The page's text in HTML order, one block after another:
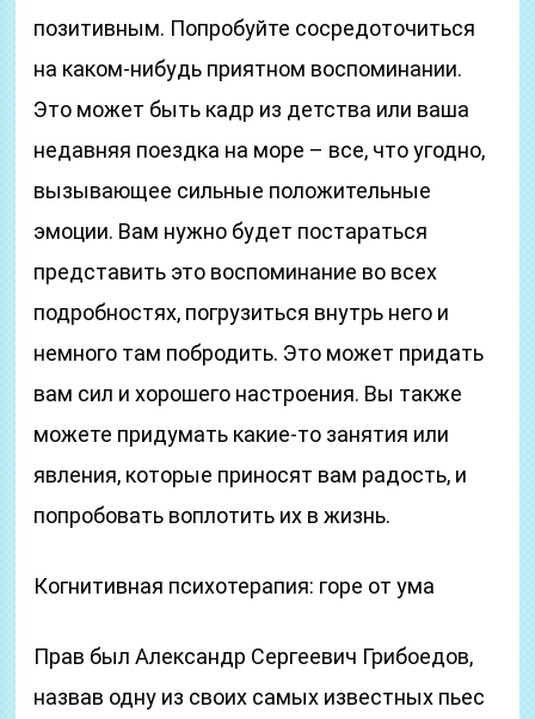
позитивным. Попробуйте сосредоточиться
на каком-нибудь приятном воспоминании.
Это может быть кадр из детства или ваша
недавняя поездка на море – все, что угодно,
вызывающее сильные положительные
эмоции. Вам нужно будет постараться
представить это воспоминание во всех
подробностях, погрузиться внутрь него и
немного там побродить. Это может придать
вам сил и хорошего настроения. Вы также
можете придумать какие-то занятия или
явления, которые приносят вам радость, и
попробовать воплотить их в жизнь.
Когнитивная психотерапия: горе от ума
Прав был Александр Сергеевич Грибоедов,
назвав одну из своих самых известных пьес